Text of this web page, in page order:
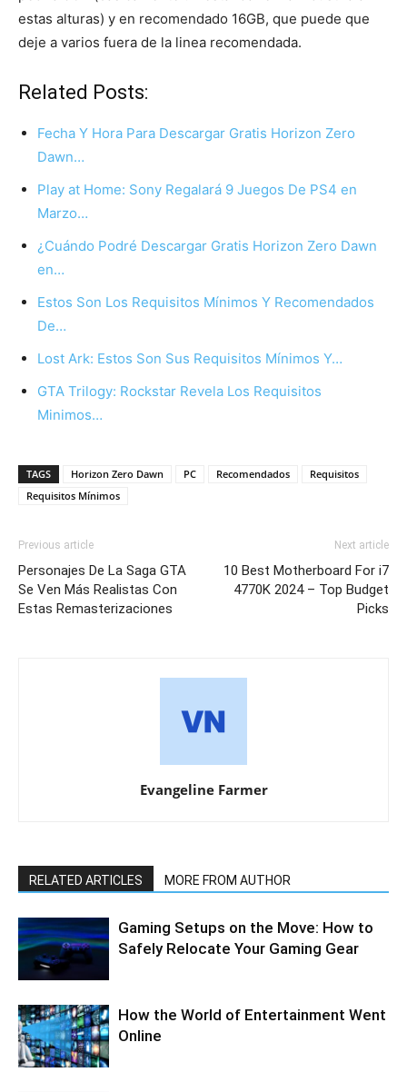
estas alturas) y en recomendado 16GB, que puede que
deje a varios fuera de la linea recomendada.
Related Posts:
Fecha Y Hora Para Descargar Gratis Horizon Zero
Dawn…
Play at Home: Sony Regalará 9 Juegos De PS4 en
Marzo…
¿Cuándo Podré Descargar Gratis Horizon Zero Dawn
en…
Estos Son Los Requisitos Mínimos Y Recomendados
De…
Lost Ark: Estos Son Sus Requisitos Mínimos Y…
GTA Trilogy: Rockstar Revela Los Requisitos
Minimos…
TAGS Horizon Zero Dawn PC Recomendados
Requisitos
Requisitos Mínimos
Previous article
Personajes De La Saga GTA
Se Ven Más Realistas Con
Estas Remasterizaciones
Next article
10 Best Motherboard For i7
4770K 2024 – Top Budget
Picks
Evangeline Farmer
RELATED ARTICLES MORE FROM AUTHOR
Gaming Setups on the Move: How to
Safely Relocate Your Gaming Gear
How the World of Entertainment Went
Online